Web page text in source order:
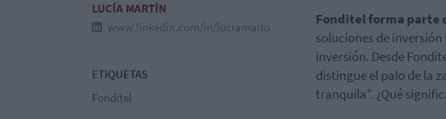
LUCÍA MARTÍN
www.linkedin.com/in/luciamarlo
ETIQUETAS
Fonditel
Fonditel forma parte
soluciones de
inversión. Desde
distingue el palo de la
tranquila". ¿Qué